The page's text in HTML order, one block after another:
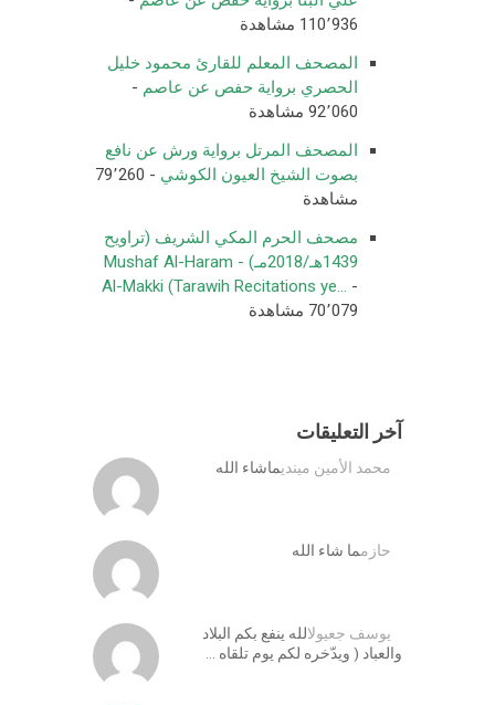
110٬936 مشاهدة
المصحف المعلم للقارئ محمود خليل
الحصري برواية حفص عن عاصم -
92٬060 مشاهدة
المصحف المرتل برواية ورش عن نافع
بصوت الشيخ العيون الكوشي
- 79٬260
مشاهدة
مصحف الحرم المكي الشريف (تراويح
1439هـ/2018مـ) - Mushaf Al-Haram
Al-Makki (Tarawih Recitations ye...
-
70٬079 مشاهدة
آخر التعليقات
محمد الأمين مينديماشاء الله
حازمما شاء الله
يوسف جعيولالله ينفع بكم البلاد
والعباد ( ويدّخره لكم يوم تلقاه …